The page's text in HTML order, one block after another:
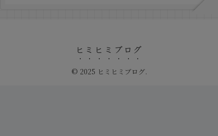
ヒミヒミブログ
© 2025 ヒミヒミブログ.